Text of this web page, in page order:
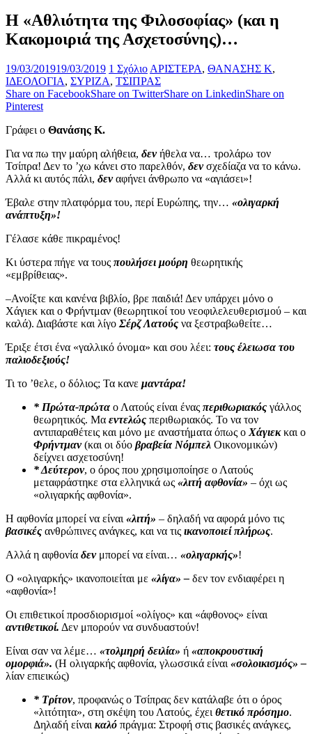
Η «Αθλιότητα της Φιλοσοφίας» (και η
Κακομοιριά της Ασχετοσύνης)…
19/03/201919/03/2019 1 Σχόλιο ΑΡΙΣΤΕΡΑ, ΘΑΝΑΣΗΣ Κ,
ΙΔΕΟΛΟΓΙΑ, ΣΥΡΙΖΑ, ΤΣΙΠΡΑΣ
Share on FacebookShare on TwitterShare on LinkedinShare on
Pinterest
Γράφει ο Θανάσης Κ.
Για να πω την μαύρη αλήθεια, δενήθελα να… τρολάρω τον
Τσίπρα! Δεν το ’χω κάνει στο παρελθόν, δενσχεδίαζα να το κάνω.
Αλλά κι αυτός πάλι, δεναφήνει άνθρωπο να «αγιάσει»!
Έβαλε στην πλατφόρμα του, περί Ευρώπης, την… «ολιγαρκή
ανάπτυξη»!
Γέλασε κάθε πικραμένος!
Κι ύστερα πήγε να τους πουλήσει μούρη θεωρητικής
«εμβρίθειας».
–Ανοίξτε και κανένα βιβλίο, βρε παιδιά! Δεν υπάρχει μόνο ο
Χάγιεκ και ο Φρήντμαν (θεωρητικοί του νεοφιλελευθερισμού – και
καλά). Διαβάστε και λίγο Σέρζ Λατούς να ξεστραβωθείτε…
Έριξε έτσι ένα «γαλλικό όνομα» και σου λέει: τους έλειωσα του
παλιοδεξιούς!
Τι το ’θελε, ο δόλιος; Τα κανε μαντάρα!
* Πρώτα-πρώτα ο Λατούς είναι ένας περιθωριακός γάλλος
θεωρητικός. Μα εντελώς περιθωριακός. Το να τον
αντιπαραθέτεις και μόνο με αναστήματα όπως ο Χάγιεκκαι ο
Φρήντμαν(και οι δύο βραβεία Νόμπελ Οικονομικών)
δείχνει ασχετοσύνη!
* Δεύτερον, ο όρος που χρησιμοποίησε ο Λατούς
μεταφράστηκε στα ελληνικά ως «λιτή αφθονία» – όχι ως
«ολιγαρκής αφθονία».
Η αφθονία μπορεί να είναι «λιτή» – δηλαδή να αφορά μόνο τις
βασικές ανθρώπινες ανάγκες, και να τις ικανοποιεί πλήρως.
Αλλά η αφθονία δενμπορεί να είναι… «ολιγαρκής»!
Ο «ολιγαρκής» ικανοποιείται με «λίγα» – δεν τον ενδιαφέρει η
«αφθονία»!
Οι επιθετικοί προσδιορισμοί «ολίγος» και «άφθονος» είναι
αντιθετικοί. Δεν μπορούν να συνδυαστούν!
Είναι σαν να λέμε… «τολμηρή δειλία» ή «αποκρουστική
ομορφιά». (Η ολιγαρκής αφθονία, γλωσσικά είναι «σολοικισμός» –
λίαν επιεικώς)
* Τρίτον, προφανώς ο Τσίπρας δεν κατάλαβε ότι ο όρος
«λιτότητα», στη σκέψη του Λατούς, έχει θετικό πρόσημο.
Δηλαδή είναι καλό πράγμα: Στροφή στις βασικές ανάγκες,